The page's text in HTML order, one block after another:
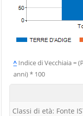
^ Indice di Vecchiaia =
anni) * 100
Classi di età: Fonte